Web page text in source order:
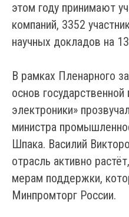
этом году принимают
компаний, 3352
научных докладов на
В рамках Пленарного
основ
электроники»
министра
Шпака. Василий
отрасль активно
мерам поддержки,
Минпромторг России.